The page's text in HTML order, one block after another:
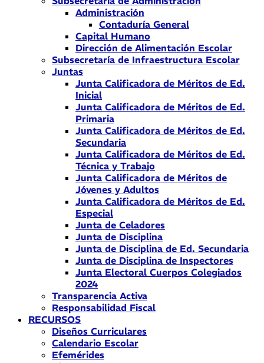
Administración
Contaduría General
Capital Humano
Dirección de Alimentación Escolar
Subsecretaría de Infraestructura Escolar
Juntas
Junta Calificadora de Méritos de Ed.
Inicial
Junta Calificadora de Méritos de Ed.
Primaria
Junta Calificadora de Méritos de Ed.
Secundaria
Junta Calificadora de Méritos de Ed.
Técnica y Trabajo
Junta Calificadora de Méritos de
Jóvenes y Adultos
Junta Calificadora de Méritos de Ed.
Especial
Junta de Celadores
Junta de Disciplina
Junta de Disciplina de Ed. Secundaria
Junta de Disciplina de Inspectores
Junta Electoral Cuerpos Colegiados
2024
Transparencia Activa
Responsabilidad Fiscal
RECURSOS
Diseños Curriculares
Calendario Escolar
Efemérides